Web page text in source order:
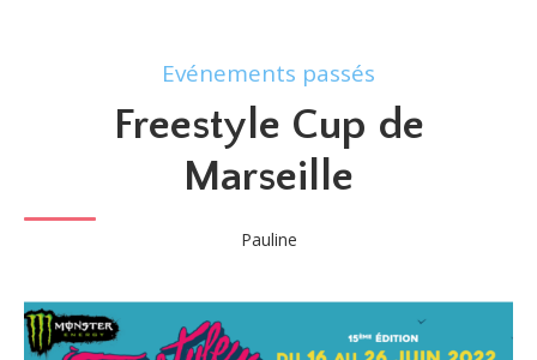
Evénements passés
Freestyle Cup de
Marseille
Pauline